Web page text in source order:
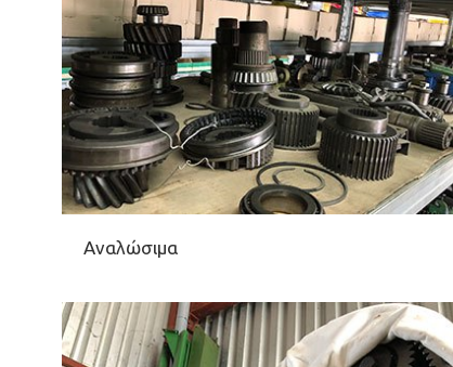
Αναλώσιμα